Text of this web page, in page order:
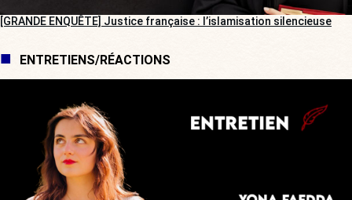
[GRANDE ENQUÊTE] Justice française : l’islamisation silencieuse
ENTRETIENS/RÉACTIONS